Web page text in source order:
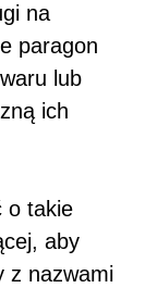
na
paragon
lub
ich
o takie
aby
z nazwami